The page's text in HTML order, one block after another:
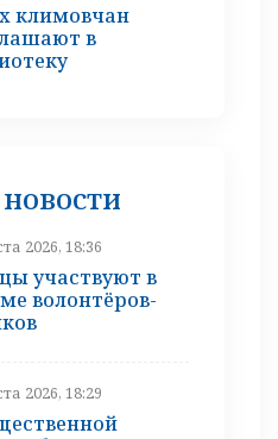
климовчан
в
2026, 18:36
участвуют в
волонтёров-
2026, 18:29